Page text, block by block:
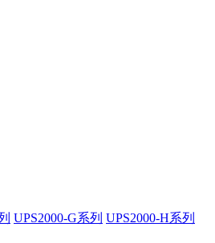
UPS2000-G系列 UPS2000-H系列